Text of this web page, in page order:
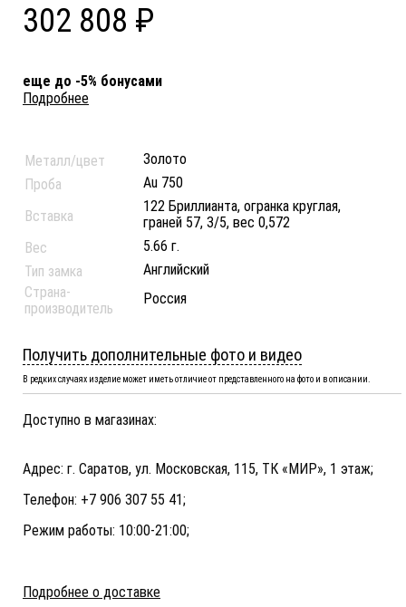
302 808 ₽
еще до -5% бонусами
Подробнее
Металл/цвет
Золото
Проба
Au 750
Вставка
122 Бриллианта, огранка круглая,
граней 57, 3/5, вес 0,572
Вес
5.66 г.
Тип замка
Английский
Страна-
производитель
Россия
Получить дополнительные фото и видео
В редких случаях изделие может иметь отличие от представленного на фото и в описании.
Доступно в магазинах:
Адрес: г. Саратов, ул. Московская, 115, ТК «МИР», 1 этаж;
Телефон: +7 906 307 55 41;
Режим работы: 10:00-21:00;
Подробнее о доставке